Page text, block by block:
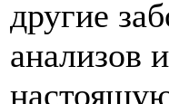
другие
анализов